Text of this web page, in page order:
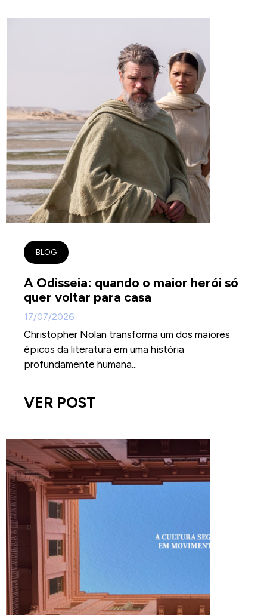
BLOG
A Odisseia: quando o maior herói só
quer voltar para casa
17/07/2026
Christopher Nolan transforma um dos maiores
épicos da literatura em uma história
profundamente humana...
VER POST